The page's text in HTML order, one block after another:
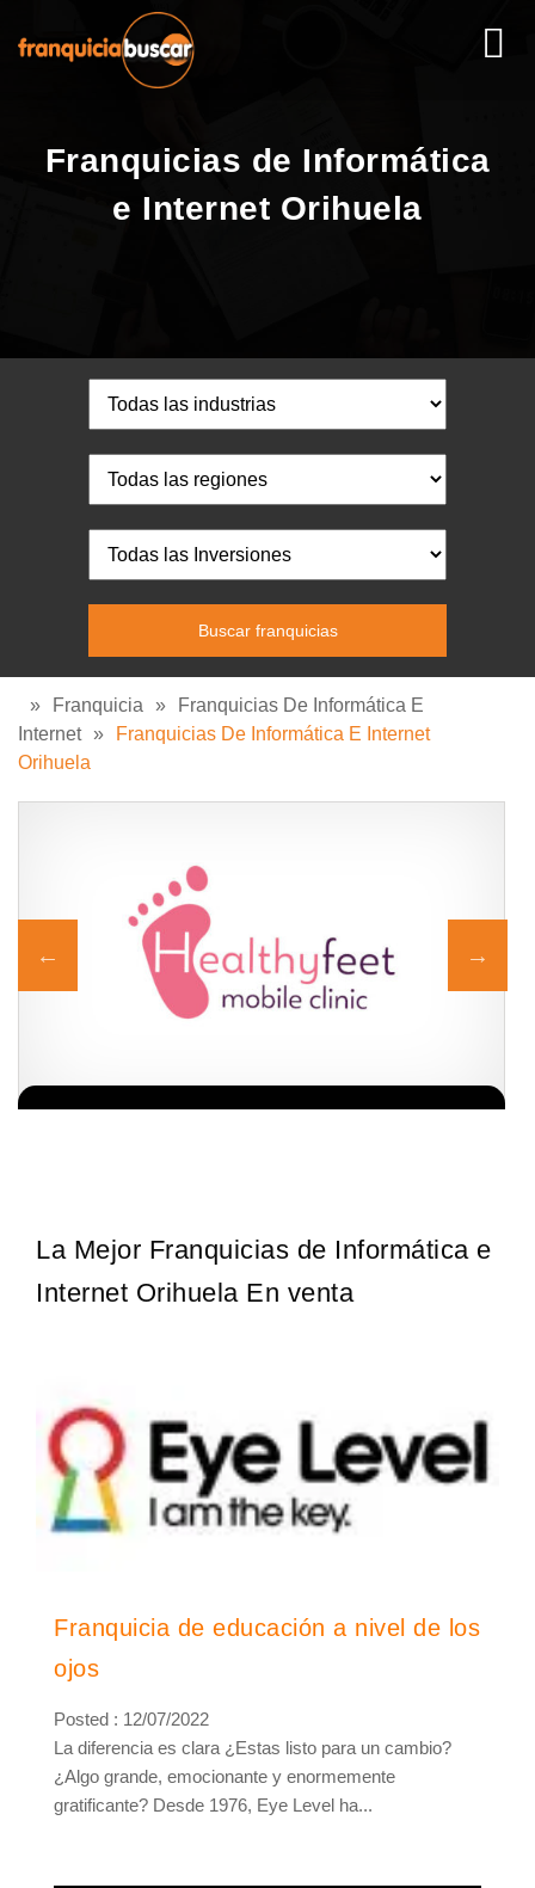
Franquicias de Informática
e Internet Orihuela
» Franquicia »
Franquicias De Informática E
Internet »
Franquicias De Informática E Internet
Orihuela
La Mejor Franquicias de Informática e
Internet Orihuela En venta
Franquicia de educación a nivel de los
ojos
Posted : 12/07/2022
La diferencia es clara ¿Estas listo para un cambio?
¿Algo grande, emocionante y enormemente
gratificante? Desde 1976, Eye Level ha...